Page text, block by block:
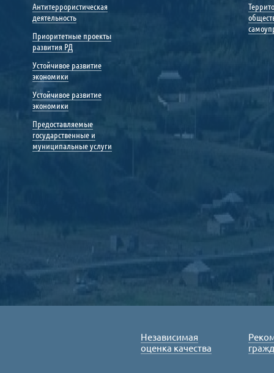
Антитеррористическая
деятельность
Приоритетные проекты
развития РД
Устойчивое развитие
экономики
Устойчивое развитие
экономики
Предоставляемые
государственные и
муниципальные услуги
Независимая
оценка качества